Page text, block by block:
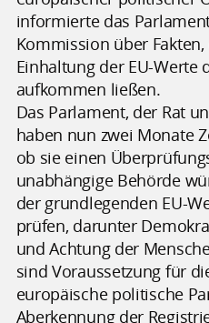
informierte das
Kommission über
Einhaltung der EU-Werte
aufkommen ließen.
Das Parlament, der Rat
haben nun zwei Monate
ob sie einen
unabhängige Behörde
der grundlegenden EU-
prüfen, darunter
und Achtung der
sind Voraussetzung für
europäische politische
Aberkennung der